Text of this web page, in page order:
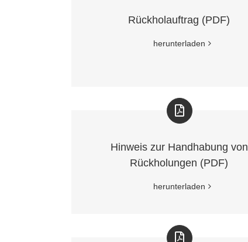
Rückholauftrag (PDF)
herunterladen
Hinweis zur Handhabung von
Rückholungen (PDF)
herunterladen